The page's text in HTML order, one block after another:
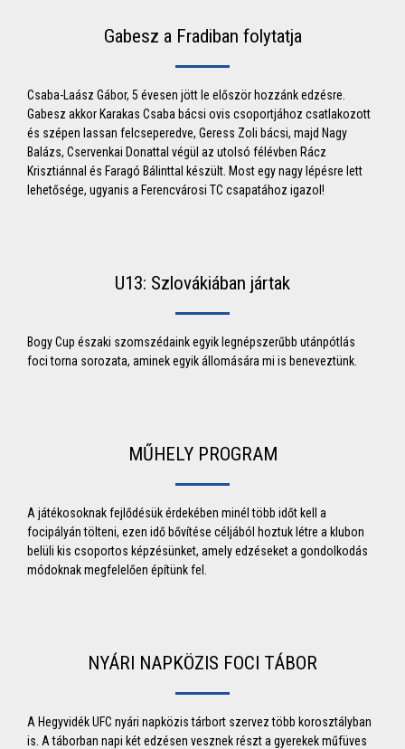
Gabesz a Fradiban folytatja
Csaba-Laász Gábor, 5 évesen jött le először hozzánk edzésre.
Gabesz akkor Karakas Csaba bácsi ovis csoportjához csatlakozott
és szépen lassan felcseperedve, Geress Zoli bácsi, majd Nagy
Balázs, Cservenkai Donattal végül az utolsó félévben Rácz
Krisztiánnal és Faragó Bálinttal készült. Most egy nagy lépésre lett
lehetősége, ugyanis a Ferencvárosi TC csapatához igazol!
U13: Szlovákiában jártak
Bogy Cup északi szomszédaink egyik legnépszerűbb utánpótlás
foci torna sorozata, aminek egyik állomására mi is beneveztünk.
MŰHELY PROGRAM
A játékosoknak fejlődésük érdekében minél több időt kell a
focipályán tölteni, ezen idő bővítése céljából hoztuk létre a klubon
belüli kis csoportos képzésünket, amely edzéseket a gondolkodás
módoknak megfelelően építünk fel.
NYÁRI NAPKÖZIS FOCI TÁBOR
A Hegyvidék UFC nyári napközis tárbort szervez több korosztályban
is. A táborban napi két edzésen vesznek részt a gyerekek műfüves